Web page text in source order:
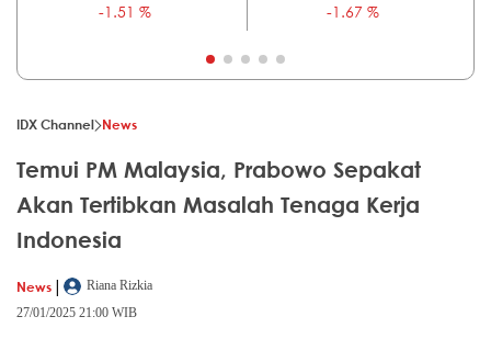
-1.51 %
-1.67 %
IDX Channel News
Temui PM Malaysia, Prabowo Sepakat
Akan Tertibkan Masalah Tenaga Kerja
Indonesia
News |
Riana Rizkia
27/01/2025 21:00 WIB